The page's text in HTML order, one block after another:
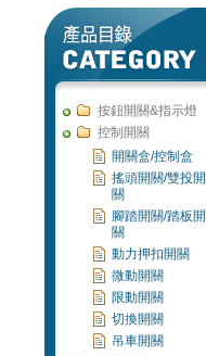
按鈕開關&指示燈
控制開關
開關盒/控制盒
搖頭開關/雙投開
關
腳踏開關/踏板開
關
動力押扣開關
微動開關
限動開關
切換開關
吊車開關